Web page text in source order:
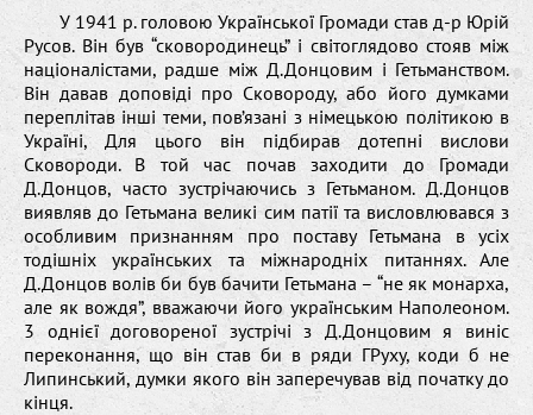
У 1941 р. головою Української Громади став д-р Юрій
Русов. Він був “сковородинець” і світоглядово стояв між
націоналістами, радше між Д.Донцовим і Гетьманством.
Він давав доповіді про Сковороду, або його думками
переплітав інші теми, пов’язані з німецькою політикою в
Україні, Для цього він підбирав дотепні вислови
Сковороди. В той час почав заходити до Громади
Д.Донцов, часто зустрічаючись з Гетьманом. Д.Донцов
виявляв до Гетьмана великі сим патії та висловлювався з
особливим признанням про поставу Гетьмана в усіх
тодішніх українських та міжнародніх питаннях. Але
Д.Донцов волів би був бачити Гетьмана – “не як монарха,
але як вождя”, вважаючи його українським Наполеоном.
3 однієї договореної зустрічі з Д.Донцовим я виніс
переконання, що він став би в ряди ГРуху, коди б не
Липинський, думки якого він заперечував від початку до
кінця.